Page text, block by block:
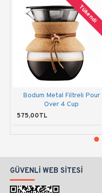
Tükendi
Bodum Metal Filtreli Pour
Over 4 Cup
575,00TL
GÜVENLI WEB SITESI